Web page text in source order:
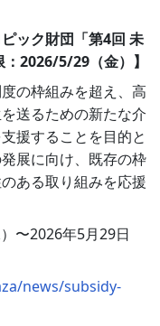
ック財団「第4回 未
2026/5/29（金）】
の枠組みを超え、高
送るための新たな介
援することを目的と
展に向け、既存の枠
ある取り組みを応援
〜2026年5月29日
news/subsidy-